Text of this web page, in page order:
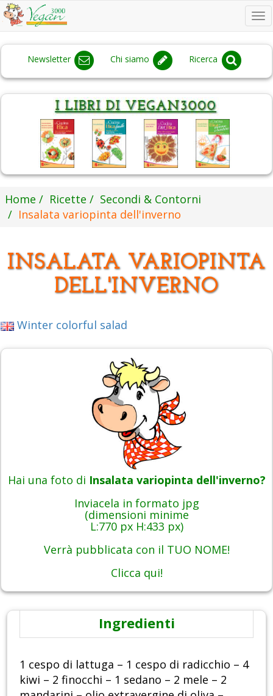
Newsletter Chi siamo Ricerca
Home Ricette
Secondi & Contorni
Insalata variopinta dell'inverno
INSALATA VARIOPINTA
DELL'INVERNO
Winter colorful salad
Hai una foto di Insalata variopinta dell'inverno?
Inviacela in formato jpg
(dimensioni minime
L:770 px H:433 px)
Verrà pubblicata con il TUO NOME!
Clicca qui!
Ingredienti
1 cespo di lattuga – 1 cespo di radicchio – 4
kiwi – 2 finocchi – 1 sedano – 2 mele – 2